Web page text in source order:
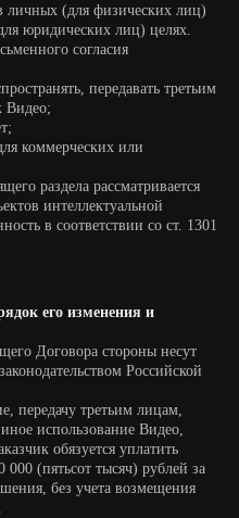
личных (для физических лиц)
юридических лиц) целях.
согласия
передавать третьим
Видео;
коммерческих или
раздела рассматривается
интеллектуальной
в соответствии со ст. 1301
его изменения и
Договора стороны несут
Российской
передачу третьим лицам,
использование Видео,
обязуется уплатить
(пятьсот тысяч) рублей за
без учета возмещения